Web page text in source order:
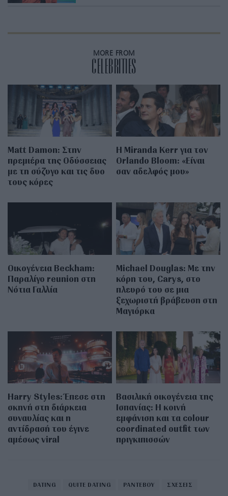
MORE FROM
CELEBRITIES
Matt Damon: Στην
πρεμιέρα της Οδύσσειας
με τη σύζυγο και τις δυο
τους κόρες
Η Miranda Kerr για τον
Orlando Bloom: «Είναι
σαν αδελφός μου»
Οικογένεια Beckham:
Παραλίγο reunion στη
Νότια Γαλλία
Michael Douglas: Με την
κόρη του, Carys, στο
πλευρό του σε μια
ξεχωριστή βράβευση στη
Μαγιόρκα
Harry Styles: Έπεσε στη
σκηνή στη διάρκεια
συναυλίας και η
αντίδρασή του έγινε
αμέσως viral
Βασιλική οικογένεια της
Ισπανίας: Η κοινή
εμφάνιση και τα colour
coordinated outfit των
πριγκιπισσών
DATING QUITE DATING ΡΑΝΤΕΒΟΥ ΣΧΕΣΕΙΣ